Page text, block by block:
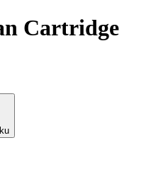
Cartridge